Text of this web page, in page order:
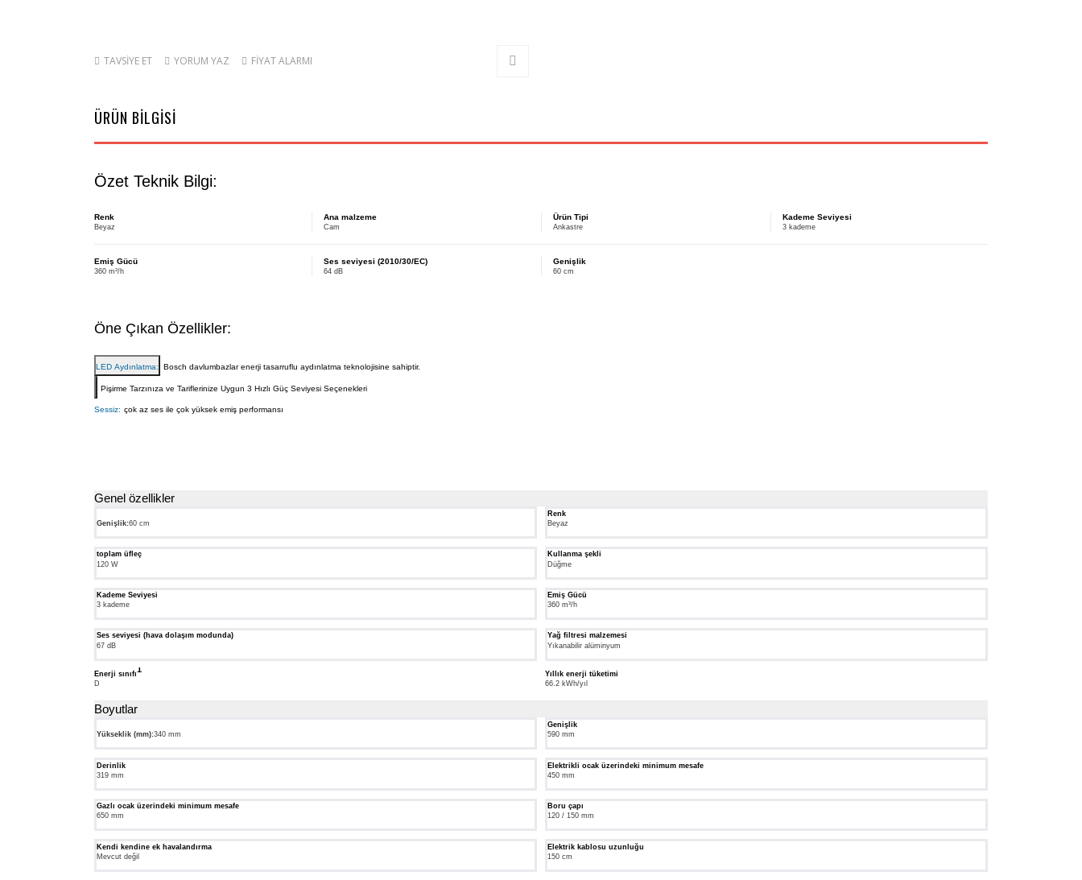
TAVSİYE ET YORUM YAZ FİYAT ALARMI
ÜRÜN BİLGİSİ
Özet Teknik Bilgi:
Renk
Beyaz
Ana malzeme
Cam
Ürün Tipi
Ankastre
Kademe Seviyesi
3 kademe
Emiş Gücü
360 m³/h
Ses seviyesi (2010/30/EC)
64 dB
Genişlik
60 cm
Öne Çıkan Özellikler:
LED Aydınlatma: Bosch davlumbazlar enerji tasarruflu aydınlatma teknolojisine sahiptir.
Pişirme Tarzınıza ve Tariflerinize Uygun 3 Hızlı Güç Seviyesi Seçenekleri
Sessiz: çok az ses ile çok yüksek emiş performansı
Genel özellikler
Genişlik:60 cm
Renk
Beyaz
toplam üfleç
120 W
Kullanma şekli
Düğme
Kademe Seviyesi
3 kademe
Emiş Gücü
360 m³/h
Ses seviyesi (hava dolaşım modunda)
67 dB
Yağ filtresi malzemesi
Yıkanabilir alüminyum
Enerji sınıfı
1
Ölçeği
(A+++'dan
D
Yıllık enerji tüketimi
66.2 kWh/yıl
Boyutlar
Yükseklik (mm):340 mm
Genişlik
590 mm
Derinlik
319 mm
Elektrikli ocak üzerindeki minimum mesafe
450 mm
Gazlı ocak üzerindeki minimum mesafe
650 mm
Boru çapı
120 / 150 mm
Kendi kendine ek havalandırma
Mevcut değil
Elektrik kablosu uzunluğu
150 cm